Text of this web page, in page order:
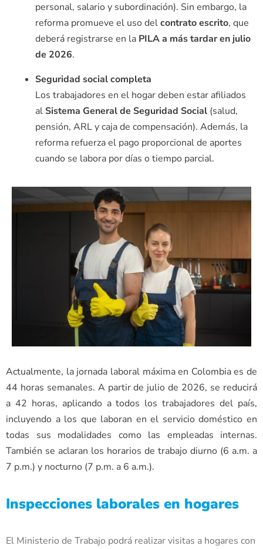
personal, salario y subordinación). Sin embargo, la
reforma promueve el uso delcontrato escrito, que
deberá registrarse en la PILA a más tardar en julio
de 2026.
Seguridad social completa
Los trabajadores en el hogar deben estar afiliados
al Sistema General de Seguridad Social (salud,
pensión, ARL y caja de compensación). Además, la
reforma refuerza el pago proporcional de aportes
cuando se labora por días o tiempo parcial.
Actualmente, la jornada laboral máxima en Colombia es de
44 horas semanales. A partir de julio de 2026, se reducirá
a 42 horas, aplicando a todos los trabajadores del país,
incluyendo a los que laboran en el servicio doméstico en
todas sus modalidades como las empleadas internas.
También se aclaran los horarios de trabajo diurno (6 a.m. a
7 p.m.) y nocturno (7 p.m. a 6 a.m.).
Inspecciones laborales en hogares
El Ministerio de Trabajo podrá realizar visitas a hogares con